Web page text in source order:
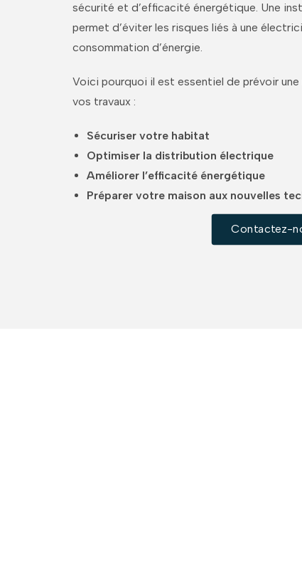
sécurité et d’efficacité énergétique. Une
permet d’éviter les risques liés à une
consommation d’énergie.
Voici pourquoi il est essentiel de prévoir
vos travaux :
Sécuriser votre habitat
Optimiser la distribution électrique
Améliorer l’efficacité énergétique
Préparer votre maison aux nouvelles
Contactez-